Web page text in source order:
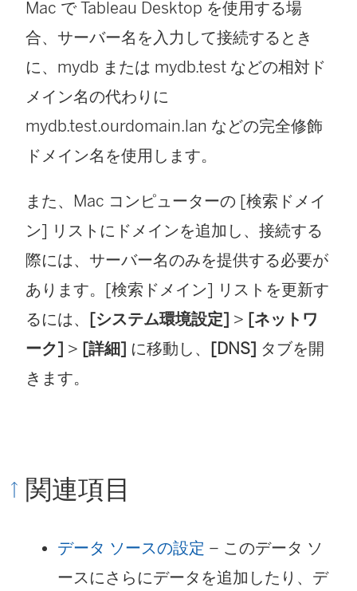
Mac で Tableau Desktop を使用する場
合、サーバー名を入力して接続するとき
に、mydb または mydb.test などの相対ド
メイン名の代わりに
mydb.test.ourdomain.lan などの完全修飾
ドメイン名を使用します。
また、Mac コンピューターの [検索ドメイ
ン] リストにドメインを追加し、接続する
際には、サーバー名のみを提供する必要が
あります。[検索ドメイン] リストを更新す
るには、
[システム環境設定] > [ネットワ
ーク] > [詳細] に移動し、 [DNS] タブを開
きます。
関連項目
データ ソースの設定 – このデータ ソ
ースにさらにデータを追加したり、デ